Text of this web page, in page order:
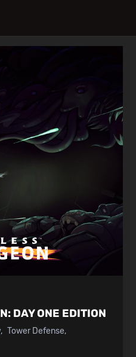
DAY ONE EDITION
Tower Defense